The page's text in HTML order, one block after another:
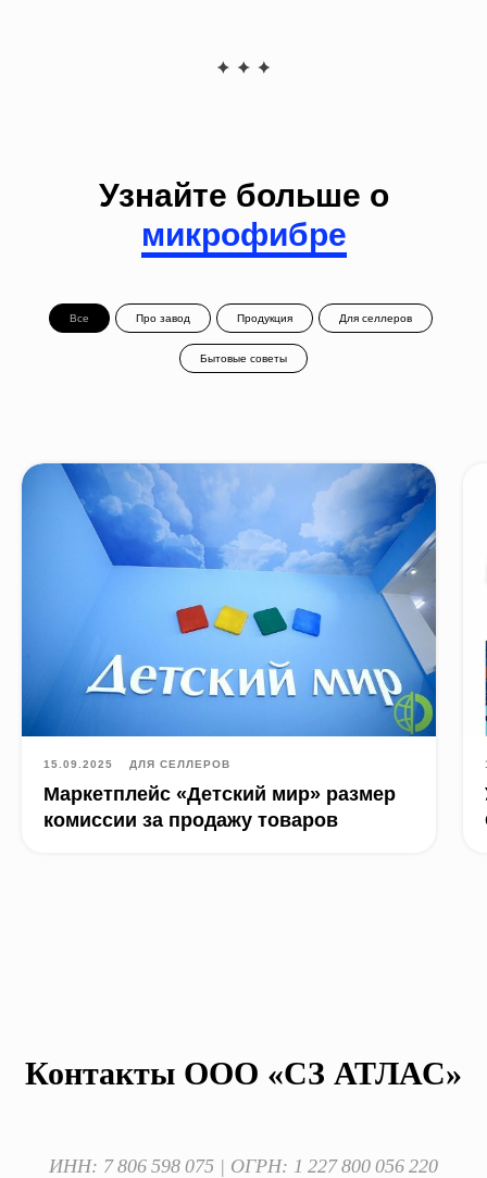
Узнайте больше о
микрофибре
Все Про завод Продукция Для селлеров
Бытовые советы
15.09.2025 ДЛЯ СЕЛЛЕРОВ
Маркетплейс «Детский мир» размер
комиссии за продажу товаров
Контакты ООО «СЗ АТЛАС»
ИНН: 7 806 598 075 | ОГРН: 1 227 800 056 220